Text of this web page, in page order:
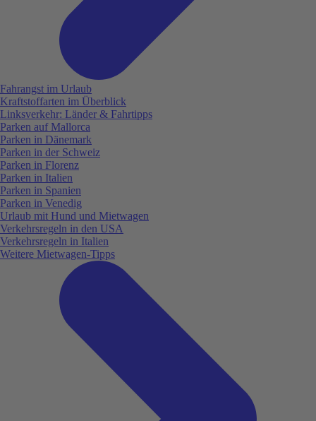
Fahrangst im Urlaub
Kraftstoffarten im Überblick
Linksverkehr: Länder & Fahrtipps
Parken auf Mallorca
Parken in Dänemark
Parken in der Schweiz
Parken in Florenz
Parken in Italien
Parken in Spanien
Parken in Venedig
Urlaub mit Hund und Mietwagen
Verkehrsregeln in den USA
Verkehrsregeln in Italien
Weitere Mietwagen-Tipps